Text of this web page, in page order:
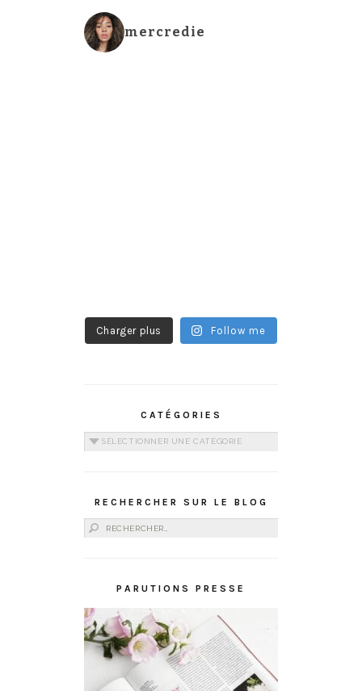
mercredie
Charger plus Follow me
CATÉGORIES
Catégories
RECHERCHER SUR LE BLOG
Rechercher :
PARUTIONS PRESSE